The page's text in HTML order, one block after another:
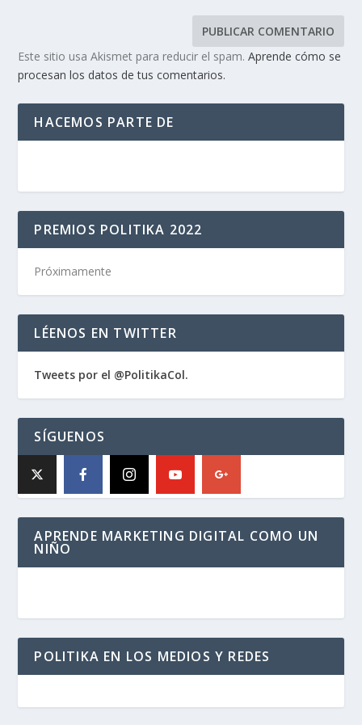
Este sitio usa Akismet para reducir el spam.Aprende cómo se
procesan los datos de tus comentarios.
HACEMOS PARTE DE
PREMIOS POLITIKA 2022
Próximamente
LÉENOS EN TWITTER
Tweets por el @PolitikaCol.
SÍGUENOS
APRENDE MARKETING DIGITAL COMO UN
NIÑO
POLITIKA EN LOS MEDIOS Y REDES